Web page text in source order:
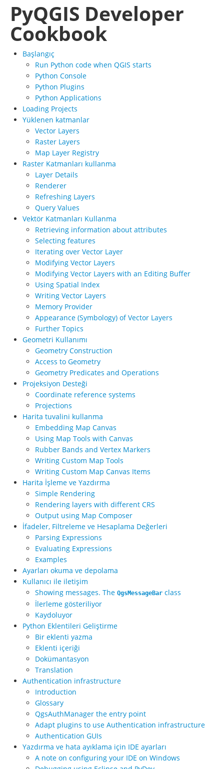
PyQGIS Developer
Cookbook
Başlangıç
Run Python code when QGIS starts
Python Console
Python Plugins
Python Applications
Loading Projects
Yüklenen katmanlar
Vector Layers
Raster Layers
Map Layer Registry
Raster Katmanları kullanma
Layer Details
Renderer
Refreshing Layers
Query Values
Vektör Katmanları Kullanma
Retrieving information about attributes
Selecting features
Iterating over Vector Layer
Modifying Vector Layers
Modifying Vector Layers with an Editing Buffer
Using Spatial Index
Writing Vector Layers
Memory Provider
Appearance (Symbology) of Vector Layers
Further Topics
Geometri Kullanımı
Geometry Construction
Access to Geometry
Geometry Predicates and Operations
Projeksiyon Desteği
Coordinate reference systems
Projections
Harita tuvalini kullanma
Embedding Map Canvas
Using Map Tools with Canvas
Rubber Bands and Vertex Markers
Writing Custom Map Tools
Writing Custom Map Canvas Items
Harita İşleme ve Yazdırma
Simple Rendering
Rendering layers with different CRS
Output using Map Composer
İfadeler, Filtreleme ve Hesaplama Değerleri
Parsing Expressions
Evaluating Expressions
Examples
Ayarları okuma ve depolama
Kullanıcı ile iletişim
Showing messages. The QgsMessageBar class
İlerleme gösteriliyor
Kaydoluyor
Python Eklentileri Geliştirme
Bir eklenti yazma
Eklenti içeriği
Dokümantasyon
Translation
Authentication infrastructure
Introduction
Glossary
QgsAuthManager the entry point
Adapt plugins to use Authentication infrastructure
Authentication GUIs
Yazdırma ve hata ayıklama için IDE ayarları
A note on configuring your IDE on Windows